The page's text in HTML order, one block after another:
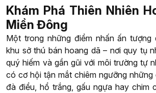
Khám Phá Thiên Nhiên
Miền Đông
Một trong những điểm nhấn ấn tượng
khu sở thú bán hoang dã – nơi quy tụ
quý hiếm và gần gũi với môi trường tự
có cơ hội tận mắt chiêm ngưỡng những
đà điểu, hổ trắng, gấu ngựa hay chim